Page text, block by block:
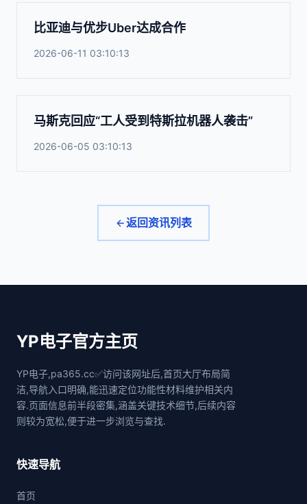
比亚迪与优步Uber达成合作
2026-06-11 03:10:13
马斯克回应“工人受到特斯拉机器人袭击”
2026-06-05 03:10:13
返回资讯列表
YP电子官方主页
YP电子,pa365.cc✅访问该网址后,首页大厅布局简
洁,导航入口明确,能迅速定位功能性材料维护相关内
容.页面信息前半段密集,涵盖关键技术细节,后续内容
则较为宽松,便于进一步浏览与查找.
快速导航
首页